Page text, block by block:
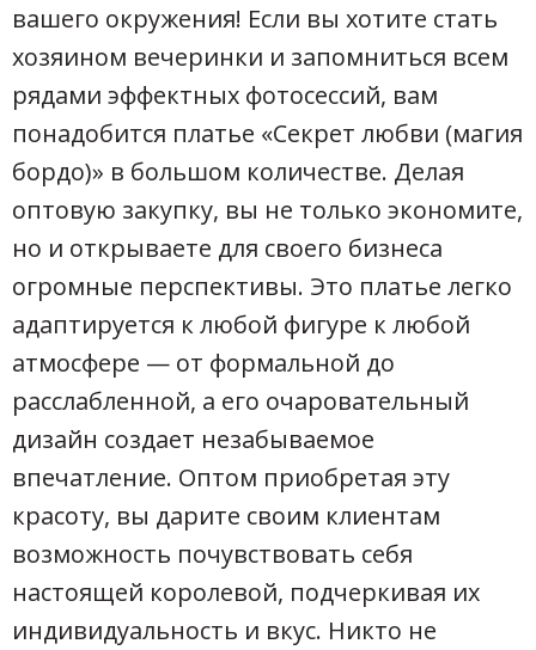
вашего окружения! Если вы хотите стать
хозяином вечеринки и запомниться всем
рядами эффектных фотосессий, вам
понадобится платье «Секрет любви (магия
бордо)» в большом количестве. Делая
оптовую закупку, вы не только экономите,
но и открываете для своего бизнеса
огромные перспективы. Это платье легко
адаптируется к любой фигуре к любой
атмосфере — от формальной до
расслабленной, а его очаровательный
дизайн создает незабываемое
впечатление. Оптом приобретая эту
красоту, вы дарите своим клиентам
возможность почувствовать себя
настоящей королевой, подчеркивая их
индивидуальность и вкус. Никто не